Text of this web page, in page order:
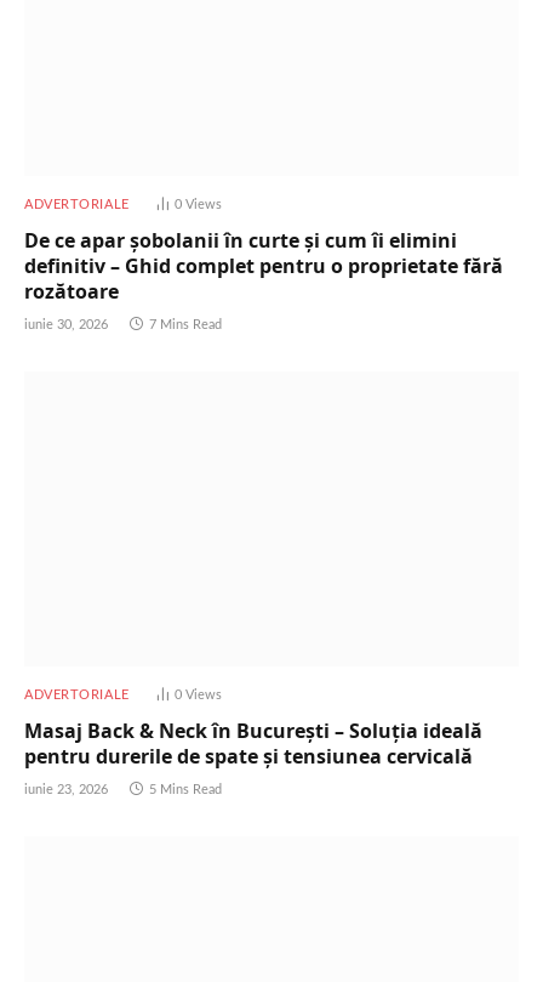
ADVERTORIALE 0 Views
De ce apar șobolanii în curte și cum îi elimini
definitiv – Ghid complet pentru o proprietate fără
rozătoare
iunie 30, 2026 7 Mins Read
ADVERTORIALE 0 Views
Masaj Back & Neck în București – Soluția ideală
pentru durerile de spate și tensiunea cervicală
iunie 23, 2026 5 Mins Read